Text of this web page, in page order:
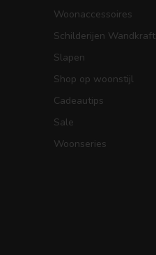
Woonaccessoires
Schilderijen Wandkraft
Slapen
Shop op woonstijl
Cadeautips
Sale
Woonseries